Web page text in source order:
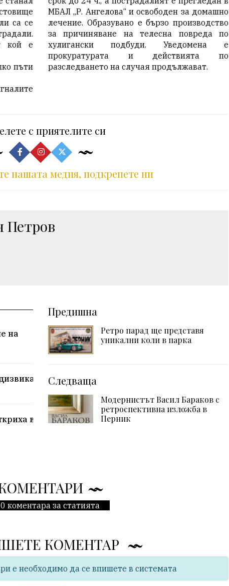
са се
кой е
пъти
МБАЛ „Р. Ангелова“ и освободен за домашно
лечение. Образувано е бързо производство
за причиняване на телесна повреда по
хулигански подбуди. Уведомена е
прокуратурата и действията по
разследването на случая продължават.
с приятелите си
нашата медия, подкрепете ни
Петров
на
в
Предишна
Ретро парад ще представя
уникални коли в парка
Следваща
Модернистът Васил Бараков с
ретроспективна изложба в
Перник
коментара за статията
КОМЕНТАР
е необходимо да се впишете в системата